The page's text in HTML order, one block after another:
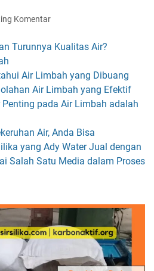
Komentar
Turunnya Kualitas Air?
Air Limbah yang Dibuang
Air Limbah yang Efektif
pada Air Limbah adalah
Air, Anda Bisa
yang Ady Water Jual dengan
Salah Satu Media dalam Proses